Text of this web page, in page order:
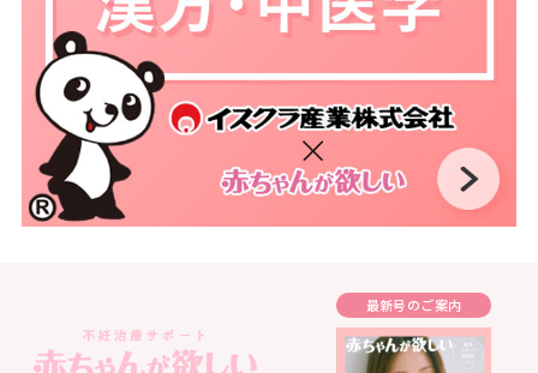
最新号のご案内